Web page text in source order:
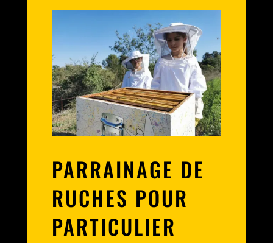
PARRAINAGE DE
RUCHES POUR
PARTICULIER